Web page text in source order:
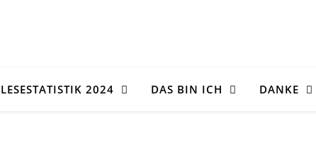
LESESTATISTIK 2024 DAS BIN ICH DANKE